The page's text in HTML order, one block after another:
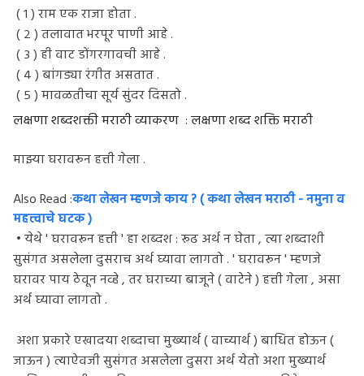
( १ ) राम एक राजा होता .
( २ ) तलावात भरपूर पाणी आहे .
( ३ ) ही वाट डोंगरगावची आहे .
( ४ ) बांगड्या रंगीत असतात .
( ५ ) मावळतीचा सूर्य सुंदर दिसतो .
लक्षणा शब्दशक्ती मराठी व्याकरण : लक्षणा शब्द शक्ति मराठी
माझ्या घरावरून हत्ती गेला .
Also Read :कथा लेखन म्हणजे काय ? ( कथा लेखन मराठी - नमुना व
महत्त्वाचे घटक )
• येथे ' घरावरून हत्ती ' हा शब्दश : रूढ अर्थ न घेता , त्या शब्दाशी
सुसंगत असलेला दुसराच अर्थ घ्यावा लागतो . ' घरावरून ' म्हणजे
घरावर पाय ठेवून नव्हे , तर घराच्या बाजूने ( वाटेने ) हत्ती गेला , असा
अर्थ घ्यावा लागतो .
अशा प्रकारे एखादया शब्दाचा मुख्यार्थ ( वाच्यार्थ ) बाधित होऊन (
जाऊन ) त्याऐवजी सुसंगत असलेला दुसरा अर्थ येतो अशा मुख्यार्थ